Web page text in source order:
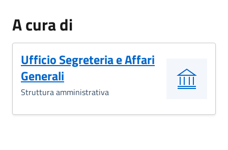
A cura di
Ufficio Segreteria e Affari
Generali
Struttura amministrativa